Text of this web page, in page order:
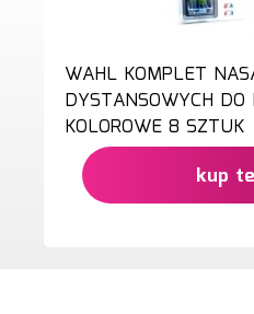
WAHL KOMPLET
DYSTANSOWYCH
KOLOROWE 8 SZTUK
kup